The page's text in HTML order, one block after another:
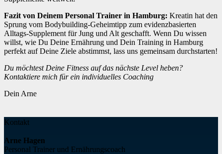
Fazit von Deinem Personal Trainer in Hamburg: Kreatin hat den
Sprung vom Bodybuilding-Geheimtipp zum evidenzbasierten
Alltags-Supplement für Jung und Alt geschafft. Wenn Du wissen
willst, wie Du Deine Ernährung und Dein Training in Hamburg
perfekt auf Deine Ziele abstimmst, lass uns gemeinsam durchstarten!
Du möchtest Deine Fitness auf das nächste Level heben?
Kontaktiere mich für ein individuelles Coaching
Dein Arne
Kontakt
Arne Hagen
Personal Trainer und Ernährungscoach